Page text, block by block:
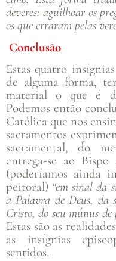
deveres: aguilhoar os
os que erraram pelas
Conclusão
Estas quatro
de alguma forma,
material o que é
Podemos então
Católica que nos
sacramentos
sacramental, do
entrega-se ao
(poderíamos ainda
peitoral) “em sinal da
a Palavra de Deus, da
Cristo, do seu múnus de
Estas são as
as insígnias
sentidos.